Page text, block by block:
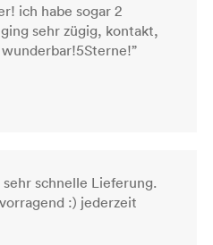
ich habe sogar 2
sehr zügig, kontakt,
schnelle Lieferung.
:) jederzeit